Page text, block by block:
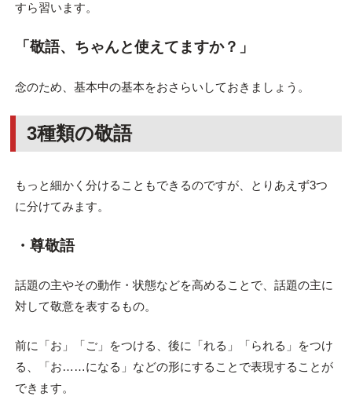
すら習います。
「敬語、ちゃんと使えてますか？」
念のため、基本中の基本をおさらいしておきましょう。
3種類の敬語
もっと細かく分けることもできるのですが、とりあえず3つ
に分けてみます。
・尊敬語
話題の主やその動作・状態などを高めることで、話題の主に
対して敬意を表するもの。
前に「お」「ご」をつける、後に「れる」「られる」をつけ
る、「お……になる」などの形にすることで表現することが
できます。